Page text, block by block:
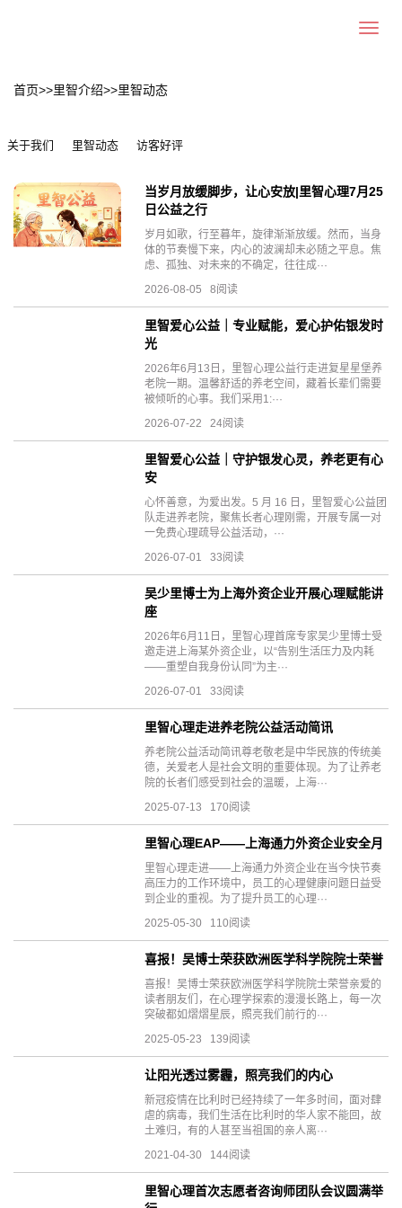
Toggle
首页>>里智介绍>>里智动态
关于我们 里智动态 访客好评
当岁月放缓脚步，让心安放|里智心理7月25
日公益之行
岁月如歌，行至暮年，旋律渐渐放缓。然而，当身
体的节奏慢下来，内心的波澜却未必随之平息。焦
虑、孤独、对未来的不确定，往往成···
2026-08-05 8阅读
里智爱心公益｜专业赋能，爱心护佑银发时
光
2026年6月13日，里智心理公益行走进复星星堡养
老院一期。温馨舒适的养老空间，藏着长辈们需要
被倾听的心事。我们采用1:···
2026-07-22 24阅读
里智爱心公益｜守护银发心灵，养老更有心
安
心怀善意，为爱出发。5 月 16 日，里智爱心公益团
队走进养老院，聚焦长者心理刚需，开展专属一对
一免费心理疏导公益活动，···
2026-07-01 33阅读
吴少里博士为上海外资企业开展心理赋能讲
座
2026年6月11日，里智心理首席专家吴少里博士受
邀走进上海某外资企业，以“告别生活压力及内耗
——重塑自我身份认同”为主···
2026-07-01 33阅读
里智心理走进养老院公益活动简讯
养老院公益活动简讯尊老敬老是中华民族的传统美
德，关爱老人是社会文明的重要体现。为了让养老
院的长者们感受到社会的温暖，上海···
2025-07-13 170阅读
里智心理EAP——上海通力外资企业安全月
里智心理走进——上海通力外资企业在当今快节奏
高压力的工作环境中，员工的心理健康问题日益受
到企业的重视。为了提升员工的心理···
2025-05-30 110阅读
喜报！吴博士荣获欧洲医学科学院院士荣誉
喜报！吴博士荣获欧洲医学科学院院士荣誉亲爱的
读者朋友们，在心理学探索的漫漫长路上，每一次
突破都如熠熠星辰，照亮我们前行的···
2025-05-23 139阅读
让阳光透过雾霾，照亮我们的内心
新冠疫情在比利时已经持续了一年多时间，面对肆
虐的病毒，我们生活在比利时的华人家不能回，故
土难归，有的人甚至当祖国的亲人离···
2021-04-30 144阅读
里智心理首次志愿者咨询师团队会议圆满举